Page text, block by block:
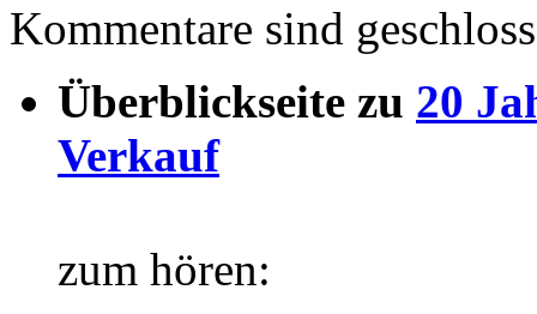
Kommentare sind
Überblickseite zu 20
Verkauf
zum hören: